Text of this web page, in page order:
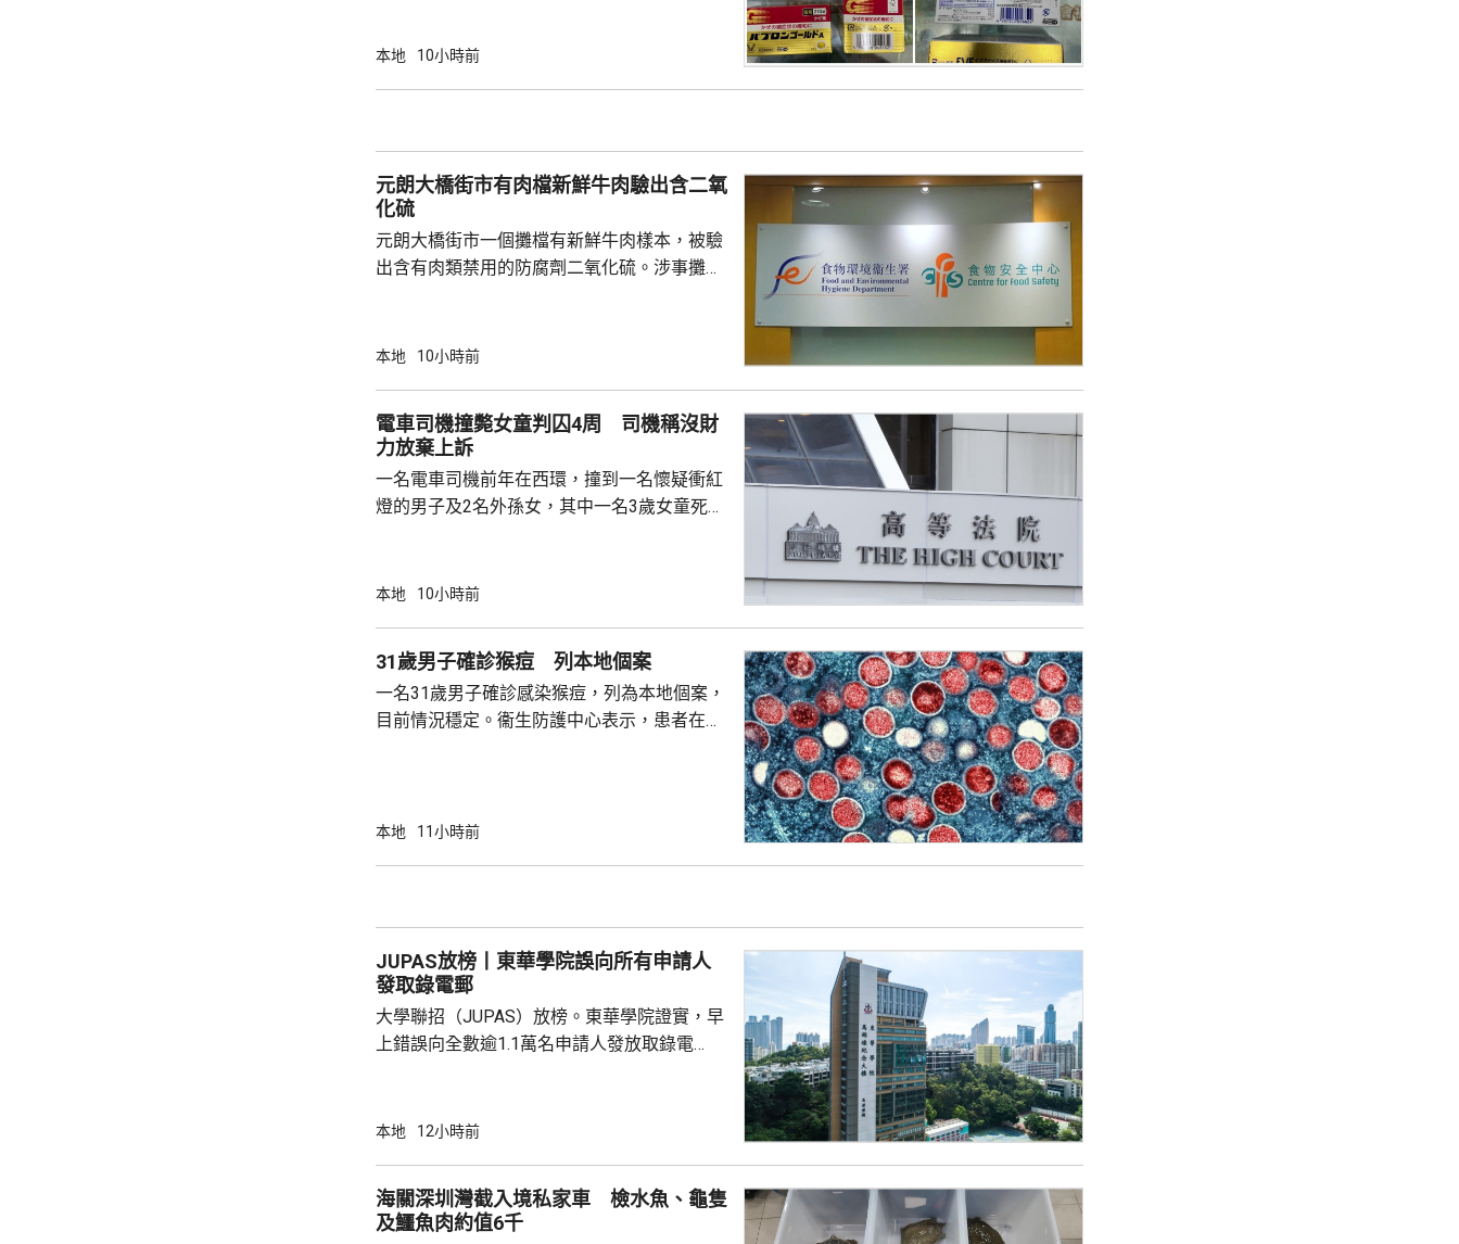
方拘捕一名38歲男子，涉嫌非法管有未經註冊
片類鎮痛藥「二氫可待因」的藥劑製品。署方
會繼續調查和跟進，並會在證據充分時...
本地 10小時前
元朗大橋街市有肉檔新鮮牛肉驗出含二氧
化硫
元朗大橋街市一個攤檔有新鮮牛肉樣本，被驗
出含有肉類禁用的防腐劑二氧化硫。涉事攤檔
二氧化硫。中心正與攤檔跟進有關違規事項，
法在肉類中添加二氧化硫，過敏人士食用後可
能會出現氣喘、頭痛或噁心等徵狀。中心提醒
市民，應向可靠的商戶買肉，切勿購...
本地 10小時前
電車司機撞斃女童判囚4周 司機稱沒財
力放棄上訴
一名電車司機前年在西環，撞到一名懷疑衝紅
燈的男子及2名外孫女，其中一名3歲女童死
表示因財力不足，確定放棄上訴，需即時服
不再提上訴。法官指，不希望上訴人因財力而
放棄上訴，法庭需上訴人對裁決心悅誠服。李
要東回應指，對事件有些責任，確認放棄上...
本地 10小時前
31歲男子確診猴痘 列本地個案
一名31歲男子確診感染猴痘，列為本地個案，
目前情況穩定。衞生防護中心表示，患者在上
瑪嘉烈醫院隔離治療 中心表示，患者在2023
本地 11小時前
JUPAS放榜丨東華學院誤向所有申請人
發取錄電郵
大學聯招（JUPAS）放榜。東華學院證實，早
上錯誤向全數逾1.1萬名申請人發放取錄電
曾發出「確認取錄」電郵，提醒要在明日下午
的行政失誤，就相關疏忽引起的不便或失望深
表歉意。 東華學院回覆查詢時指，知悉事件後
本地 12小時前
海關深圳灣截入境私家車 檢水魚、龜隻
及鱷魚肉約值6千